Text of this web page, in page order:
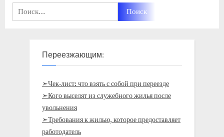
Найти:
Переезжающим:
➣Чек-лист: что взять с собой при переезде
➣Кого выселят из служебного жилья после
увольнения
➣Требования к жилью, которое предоставляет
работодатель